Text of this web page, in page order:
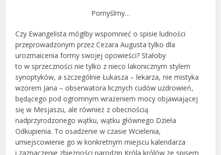
Pomyślmy…
Czy Ewangelista mógłby wspomnieć o spisie ludności
przeprowadzonym przez Cezara Augusta tylko dla
urozmaicenia formy swojej opowieści? Stałoby
to w sprzeczności nie tylko z nieco lakonicznym stylem
synoptyków, a szczególnie Łukasza – lekarza, nie mistyka
wzorem Jana – obserwatora licznych cudów uzdrowień,
będącego pod ogromnym wrażeniem mocy objawiającej
się w Mesjaszu, ale również z obecnością
nadprzyrodzonego wątku, wątku głównego Dzieła
Odkupienia. To osadzenie w czasie Wcielenia,
umiejscowienie go w konkretnym miejscu kalendarza
i zaznaczenie zbieżności narodzin Króla królów ze spisem